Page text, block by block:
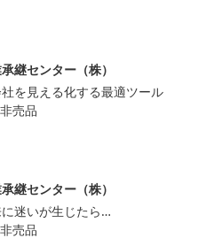
継センター（株）
を見える化する最適ツール
売品
継センター（株）
迷いが生じたら…
売品